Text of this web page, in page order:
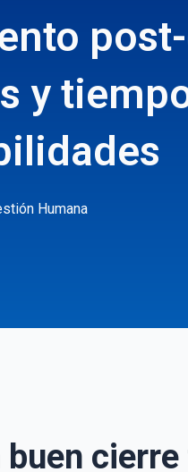
y
Humana
buen